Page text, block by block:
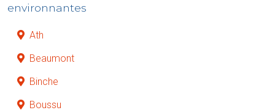
environnantes
Ath
Beaumont
Binche
Boussu